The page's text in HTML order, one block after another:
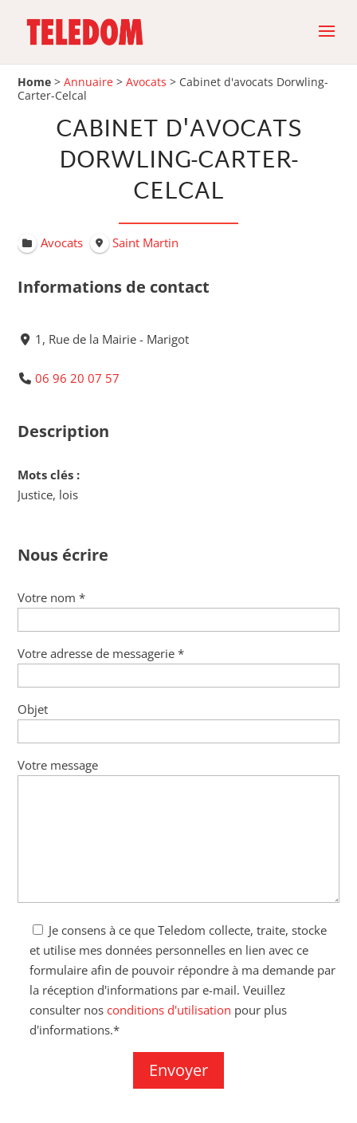
Home >Annuaire >Avocats > Cabinet d'avocats Dorwling-
Carter-Celcal
CABINET D'AVOCATS
DORWLING-CARTER-
CELCAL
Avocats Saint Martin
Informations de contact
1, Rue de la Mairie - Marigot
06 96 20 07 57
Description
Mots clés :
Justice, lois
Nous écrire
Votre nom *
Votre adresse de messagerie *
Objet
Votre message
Je consens à ce que Teledom collecte, traite, stocke
et utilise mes données personnelles en lien avec ce
formulaire afin de pouvoir répondre à ma demande par
la réception d'informations par e-mail. Veuillez
consulter nosconditions d'utilisation pour plus
d'informations.*